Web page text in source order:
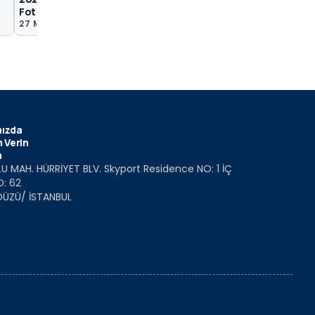
Fotoğrafları
27 Mar 2023
Verin
MAH. HÜRRİYET BLV. Skyport Residence NO: 1 İÇ
62
İSTANBUL